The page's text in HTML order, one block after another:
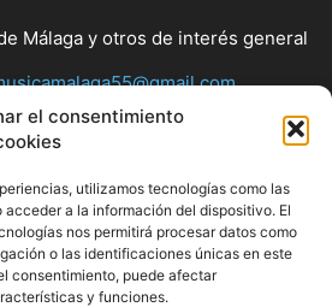
el consentimiento
utilizamos tecnologías como las
a la información del dispositivo. El
nos permitirá procesar datos como
o las identificaciones únicas en este
consentimiento, puede afectar
y funciones.
Málaga y otros de interés general
US
Musicamalaga